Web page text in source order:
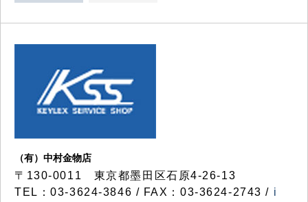
（有）中村金物店
〒130-0011 東京都墨田区石原4-26-13
TEL：03-3624-3846 / FAX：03-3624-2743 / i